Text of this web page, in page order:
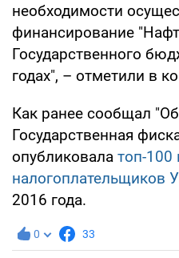
необходимости
финансирование
Государственного
годах", – отметили в
Как ранее сообщал
Государственная
опубликовала топ-100
налогоплательщиков
2016 года.
0 33